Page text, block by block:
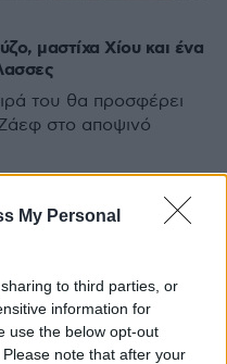
My Personal
to third parties, or
information for
use the below opt-out
note that after your
μαστίχα Χίου και ένα
του θα προσφέρει
στο αποψινό